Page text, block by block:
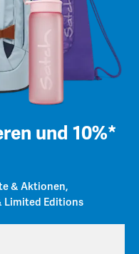
und 10%*
& Aktionen,
Limited Editions